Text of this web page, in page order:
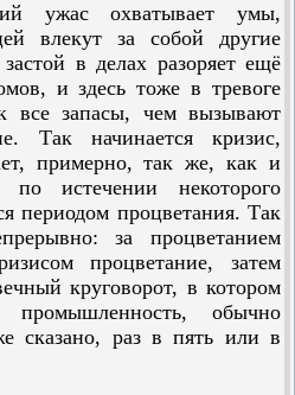
ужас охватывает умы,
влекут за собой другие
в делах разоряет ещё
и здесь тоже в тревоге
все запасы, чем вызывают
Так начинается кризис,
примерно, так же, как и
истечении некоторого
периодом процветания. Так
за процветанием
процве­тание, затем
круговорот, в котором
промышленность, обычно
сказано, раз в пять или в